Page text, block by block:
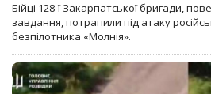
Бійці 128-ї Закарпатської бригади,
завдання, потрапили під атаку
безпілотника «Молнія».